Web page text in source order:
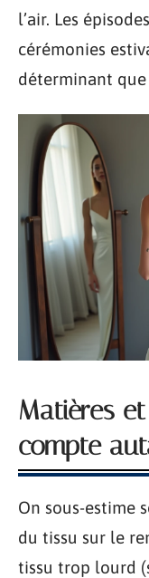
l’air. Les
cérémonies
déterminant que
Matières
compte
On sous-estime
du tissu sur le
tissu trop lourd